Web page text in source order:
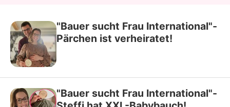
"Bauer sucht Frau International"-
Pärchen ist verheiratet!
"Bauer sucht Frau International"-